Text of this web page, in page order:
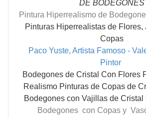
DE BODEGONES
Pintura Hiperrealismo de
Pinturas Hiperrealistas de Flores,
Copas
Paco Yuste, Artista Famoso -
Pintor
Bodegones de Cristal Con Flores
Realismo Pinturas de Copas de
Bodegones con Vajillas de Cristal
Bodegones con Copas y